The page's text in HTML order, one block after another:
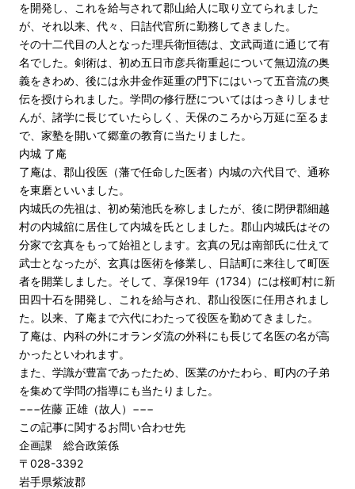
を開発し、これを給与されて郡山給人に取り立てられました
が、それ以来、代々、日詰代官所に勤務してきました。
その十二代目の人となった理兵衛恒徳は、文武両道に通じて有
名でした。剣術は、初め五日市彦兵衛重起について無辺流の奥
義をきわめ、後には永井金作延重の門下にはいって五音流の奥
伝を授けられました。学問の修行歴についてははっきりしませ
んが、諸学に長じていたらしく、天保のころから万延に至るま
で、家塾を開いて郷童の教育に当たりました。
内城 了庵
了庵は、郡山役医（藩で任命した医者）内城の六代目で、通称
を東磨といいました。
内城氏の先祖は、初め菊池氏を称しましたが、後に閉伊郡細越
村の内城舘に居住して内城を氏としました。郡山内城氏はその
分家で玄真をもって始祖とします。玄真の兄は南部氏に仕えて
武士となったが、玄真は医術を修業し、日詰町に来往して町医
者を開業しました。そして、享保19年（1734）には桜町村に新
田四十石を開発し、これを給与され、郡山役医に任用されまし
た。以来、了庵まで六代にわたって役医を勤めてきました。
了庵は、内科の外にオランダ流の外科にも長じて名医の名が高
かったといわれます。
また、学識が豊富であったため、医業のかたわら、町内の子弟
を集めて学問の指導にも当たりました。
−−−佐藤 正雄（故人）−−−
この記事に関するお問い合わせ先
企画課 総合政策係
〒028-3392
岩手県紫波郡